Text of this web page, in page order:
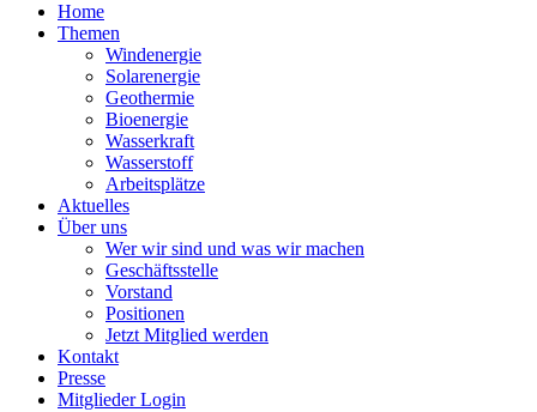
Home
Themen
Windenergie
Solarenergie
Geothermie
Bioenergie
Wasserkraft
Wasserstoff
Arbeitsplätze
Aktuelles
Über uns
Wer wir sind und was wir machen
Geschäftsstelle
Vorstand
Positionen
Jetzt Mitglied werden
Kontakt
Presse
Mitglieder Login